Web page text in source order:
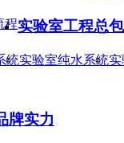
程实验室工程总包
统实验室纯水系统
牌实力